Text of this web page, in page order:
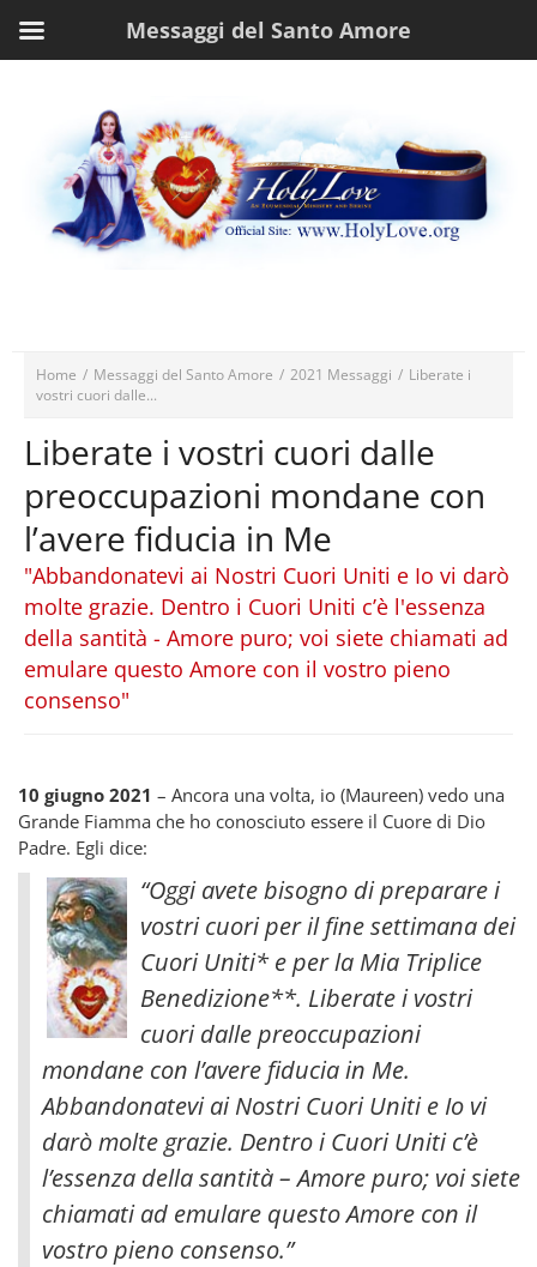
Home / Messaggi del Santo Amore / 2021 Messaggi / Liberate i
vostri cuori dalle...
Liberate i vostri cuori dalle
preoccupazioni mondane con
l’avere fiducia in Me
"Abbandonatevi ai Nostri Cuori Uniti e Io vi darò
molte grazie. Dentro i Cuori Uniti c’è l'essenza
della santità - Amore puro; voi siete chiamati ad
emulare questo Amore con il vostro pieno
consenso"
10 giugno 2021 – Ancora una volta, io (Maureen) vedo una
Grande Fiamma che ho conosciuto essere il Cuore di Dio
Padre. Egli dice:
“Oggi avete bisogno di preparare i
vostri cuori per il fine settimana dei
Cuori Uniti* e per la Mia Triplice
Benedizione**. Liberate i vostri
cuori dalle preoccupazioni
mondane con l’avere fiducia in Me.
Abbandonatevi ai Nostri Cuori Uniti e Io vi
darò molte grazie. Dentro i Cuori Uniti c’è
l’essenza della santità – Amore puro; voi siete
chiamati ad emulare questo Amore con il
vostro pieno consenso.”
Messaggi del Santo Amore